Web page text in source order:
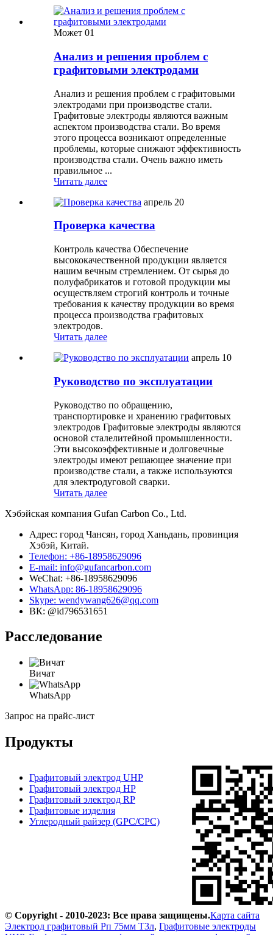
Может 01
Анализ и решения проблем с
графитовыми электродами
Анализ и решения проблем с графитовыми
электродами при производстве стали.
Графитовые электроды являются важным
аспектом производства стали. Во время
этого процесса возникают определенные
проблемы, которые снижают эффективность
производства стали. Очень важно иметь
правильное ...
Читать далее
апрель 20
Проверка качества
Контроль качества Обеспечение
высококачественной продукции является
нашим вечным стремлением. От сырья до
полуфабрикатов и готовой продукции мы
осуществляем строгий контроль и точные
требования к качеству продукции во время
процесса производства графитовых
электродов.
Читать далее
апрель 10
Руководство по эксплуатации
Руководство по обращению,
транспортировке и хранению графитовых
электродов Графитовые электроды являются
основой сталелитейной промышленности.
Эти высокоэффективные и долговечные
электроды имеют решающее значение при
производстве стали, а также используются
для электродуговой сварки.
Читать далее
Хэбэйская компания Gufan Carbon Co., Ltd.
Адрес: город Чансян, город Ханьдань, провинция
Хэбэй, Китай.
Телефон: +86-18958629096
E-mail: info@gufancarbon.com
WeChat: +86-18958629096
WhatsApp: 86-18958629096
Skype: wendywang626@qq.com
ВК: @id796531651
Расследование
Вичат
WhatsApp
Запрос на прайс-лист
Продукты
Графитовый электрод UHP
Графитовый электрод HP
Графитовый электрод RP
Графитовые изделия
Углеродный райзер (GPC/CPC)
© Copyright - 2010-2023: Все права защищены.Карта сайта
Электрод графитовый Рп 75мм Т3л, Графитовые электроды